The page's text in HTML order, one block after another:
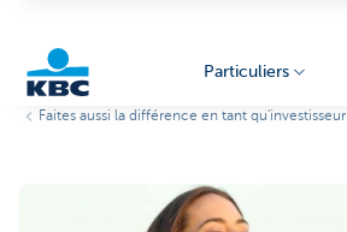
Particuliers
Faites aussi la différence en tant qu'investisseur